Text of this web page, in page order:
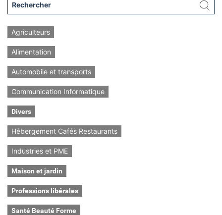
Agriculteurs
Alimentation
Automobile et transports
Communication Informatique
Divers
Hébergement Cafés Restaurants
Industries et PME
Maison et jardin
Professions libérales
Santé Beauté Forme